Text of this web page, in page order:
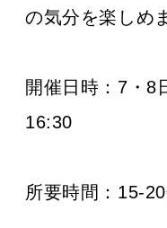
の気分を楽しめ
開催日時：7・
16:30
所要時間：15-